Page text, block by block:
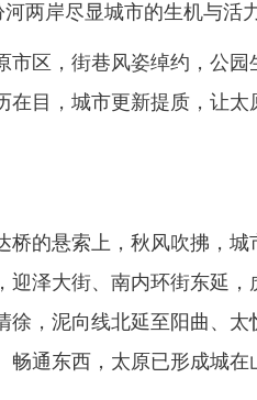
河两岸尽显城市的生机与活
区，街巷风姿绰约，公园
目，城市更新提质，让太
悬索上，秋风吹拂，城
迎泽大街、南内环街东延
徐，泥向线北延至阳曲、
畅通东西，太原已形成城在